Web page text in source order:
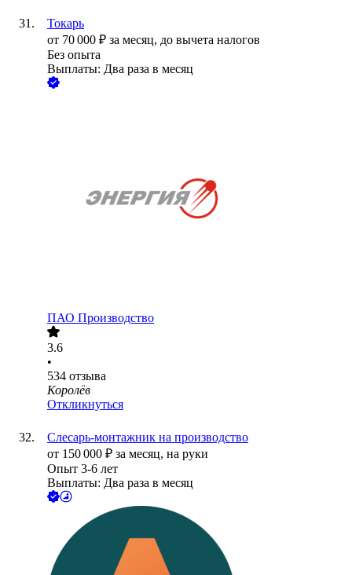
Токарь
от 70 000 ₽ за месяц, до вычета налогов
Без опыта
Выплаты: Два раза в месяц
ПАО Производство
3.6
•
534 отзыва
Королёв
Откликнуться
Слесарь-монтажник на производство
от 150 000 ₽ за месяц, на руки
Опыт 3-6 лет
Выплаты: Два раза в месяц